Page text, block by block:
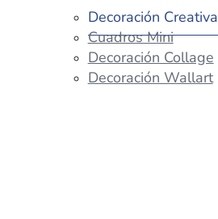
Decoración Creativa
Cuadros Mini
Decoración Collage
Decoración Wallart